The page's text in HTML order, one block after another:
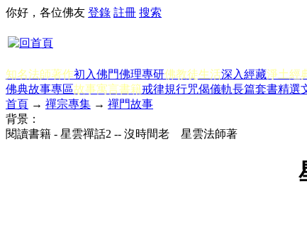
你好，各位佛友 登錄 註冊 搜索
知名法師著作初入佛門佛理專研佛教徒生活深入經藏淨土經
佛典故事專區故事寓言書籍戒律規行咒偈儀軌長篇套書精選
首頁 → 禪宗專集 → 禪門故事
背景：
閱讀書籍 - 星雲禪話2 -- 沒時間老 星雲法師著